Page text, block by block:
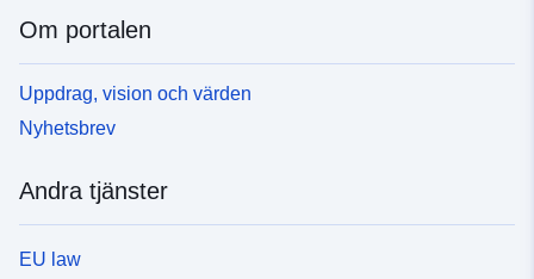
Om portalen
Uppdrag, vision och värden
Nyhetsbrev
Andra tjänster
EU law